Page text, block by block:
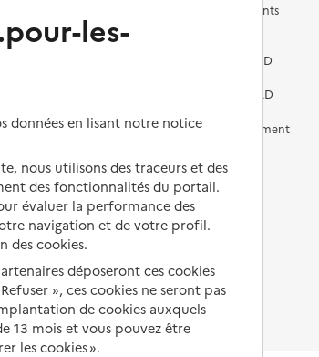
résidence avec
familial
de logement
Les différents établissements
Préparer l'entrée en EHPAD
Aides financières en EHPAD
Prévention, accompagnement
Comprendre les prix en
EHPAD
Droits en EHPAD
Fin de vie en EHPAD
les-
données en lisant notre notice
nous utilisons des traceurs et des
des fonctionnalités du portail.
évaluer la performance des
navigation et de votre profil.
des cookies.
déposeront ces cookies
», ces cookies ne seront pas
de cookies auxquels
13 mois et vous pouvez être
les cookies ».